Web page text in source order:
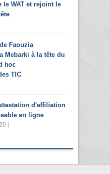
le WAT et rejoint le
Faouzia
Mebarki à la tête du
hoc
TIC
d'affiliation
en ligne
|